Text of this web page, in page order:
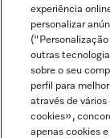
Indicações jurídicas
Condições gerais
Proteção de dados
experiência
personalizar
outras
sobre o seu
perfil para
através de
cookies»,
apenas cookies